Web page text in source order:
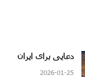
دعایی برای ایران
2026-01-25